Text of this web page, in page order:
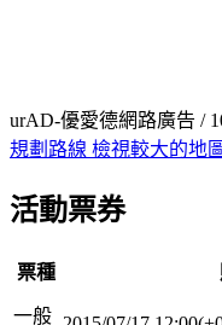
urAD-優愛德網路廣告 /
規劃路線 檢視較大的地圖
活動票券
票種
一般